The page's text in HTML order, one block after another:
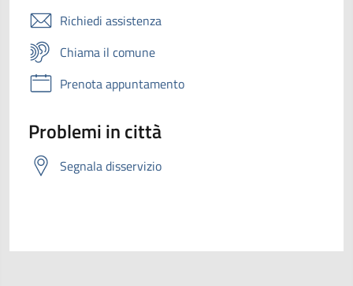
Richiedi assistenza
Chiama il comune
Prenota appuntamento
Problemi in città
Segnala disservizio